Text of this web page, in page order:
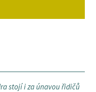
stojí i za únavou řidičů